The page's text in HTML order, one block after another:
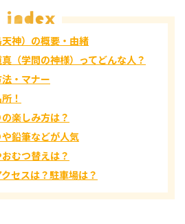
神）の概要・由緒
（学問の神様）ってどんな人？
・マナー
！
楽しみ方は？
鉛筆などが人気
むつ替えは？
セスは？駐車場は？